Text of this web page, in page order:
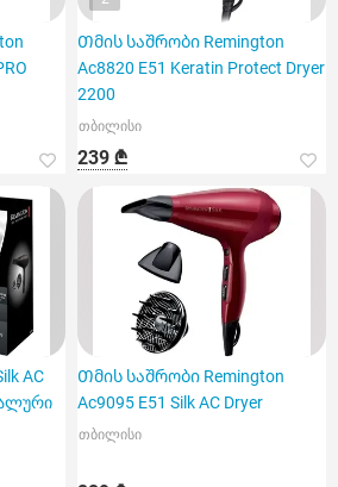
Თმის საშრობი Remington
Ac8820 E51 Keratin Protect Dryer
2200
თბილისი
239 ₾
AC
Თმის საშრობი Remington
Ac9095 E51 Silk AC Dryer
თბილისი